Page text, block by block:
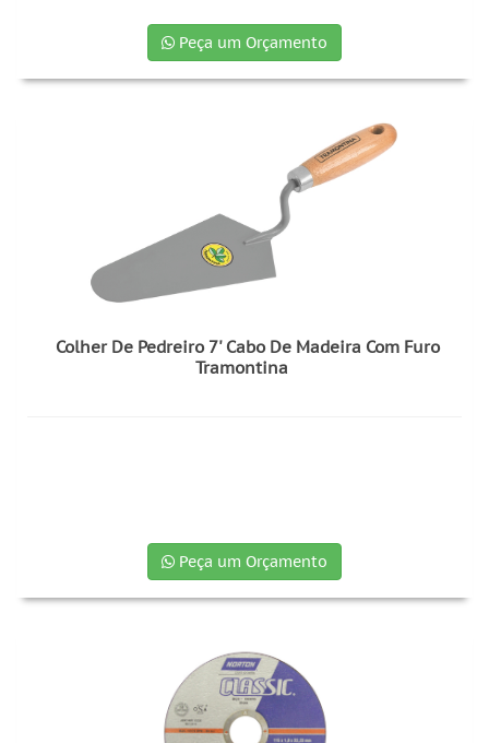
Peça um Orçamento
Colher De Pedreiro 7' Cabo De Madeira Com Furo
Tramontina
Peça um Orçamento